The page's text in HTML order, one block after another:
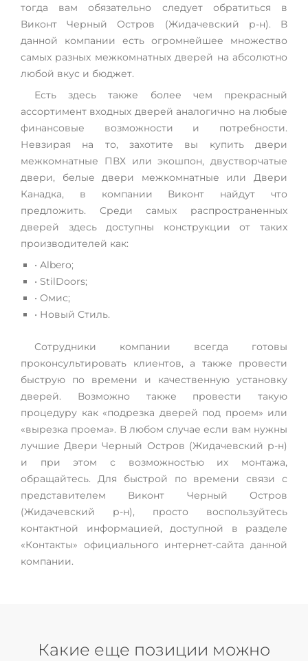
тогда вам обязательно следует обратиться в
Виконт Черный Остров (Жидачевский р-н). В
данной компании есть огромнейшее множество
самых разных межкомнатных дверей на абсолютно
любой вкус и бюджет.
Есть здесь также более чем прекрасный
ассортимент входных дверей аналогично на любые
финансовые возможности и потребности.
Невзирая на то, захотите вы купить двери
межкомнатные ПВХ или экошпон, двустворчатые
двери, белые двери межкомнатные или Двери
Канадка, в компании Виконт найдут что
предложить. Среди самых распространенных
дверей здесь доступны конструкции от таких
производителей как:
• Albero;
• StilDoors;
• Омис;
• Новый Стиль.
Сотрудники компании всегда готовы
проконсультировать клиентов, а также провести
быструю по времени и качественную установку
дверей. Возможно также провести такую
процедуру как «подрезка дверей под проем» или
«вырезка проема». В любом случае если вам нужны
лучшие Двери Черный Остров (Жидачевский р-н)
и при этом с возможностью их монтажа,
обращайтесь. Для быстрой по времени связи с
представителем Виконт Черный Остров
(Жидачевский р-н), просто воспользуйтесь
контактной информацией, доступной в разделе
«Контакты» официального интернет-сайта данной
компании.
Какие еще позиции можно